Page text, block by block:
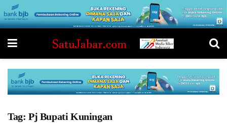
Tag: Pj Bupati Kuningan